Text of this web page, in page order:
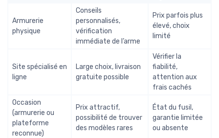
Armurerie
physique
Conseils
personnalisés,
vérification
immédiate de l’arme
Prix parfois plus
élevé, choix
limité
Site spécialisé en
ligne
Large choix, livraison
gratuite possible
Vérifier la
fiabilité,
attention aux
frais cachés
Occasion
(armurerie ou
plateforme
reconnue)
Prix attractif,
possibilité de trouver
des modèles rares
État du fusil,
garantie limitée
ou absente